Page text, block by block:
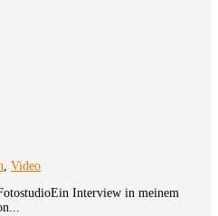
, Video
Interview in meinem